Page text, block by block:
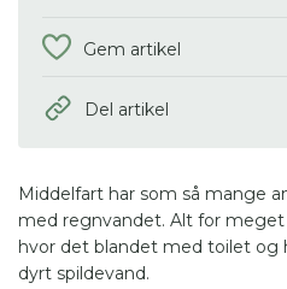
Middelfart har som så mange
med regnvandet. Alt for
hvor det blandet med toilet og
dyrt spildevand.
Gem artikel
Del artikel